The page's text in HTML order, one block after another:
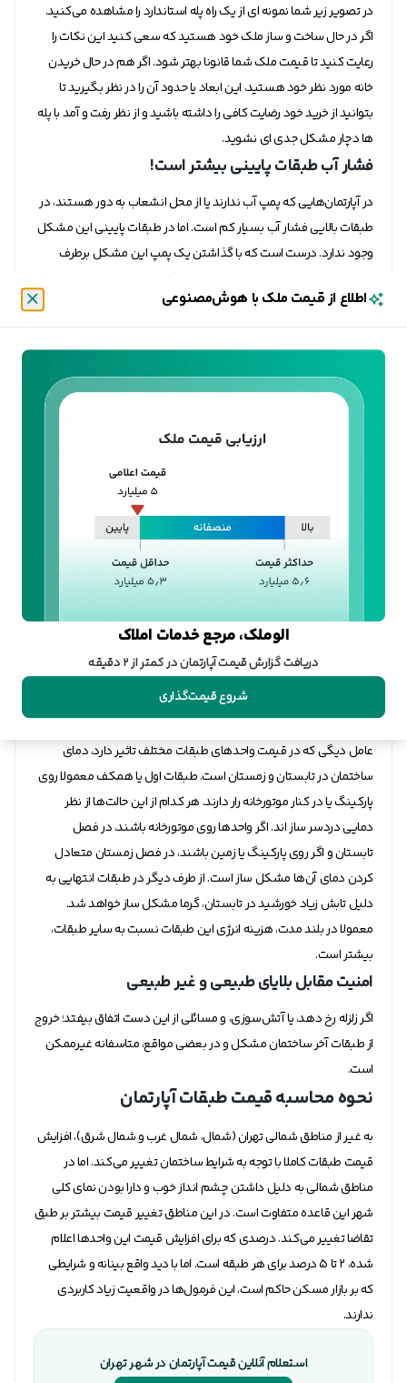
در تصویر زیر شما نمونه ای از یک راه پله استاندارد را مشاهده می‌کنید.
اگر در حال ساخت و ساز ملک خود هستید که سعی کنید این نکات را
رعایت کنید تا قیمت ملک شما قانونا بهتر شود. اگر هم در حال خریدن
خانه مورد نظر خود هستید، این ابعاد یا حدود آن را در نظر بگیرید تا
بتوانید از خرید خود رضایت کافی را داشته باشید و از نظر رفت و آمد با پله
ها دچار مشکل جدی ای نشوید.
فشار آب طبقات پایینی بیشتر است!
در آپارتمان‌هایی که پمپ آب ندارند یا از محل انشعاب به دور هستند، در
طبقات بالایی فشار آب بسیار کم است. اما در طبقات پایینی این مشکل
وجود ندارد. درست است که با گذاشتن یک پمپ این مشکل برطرف
به خرید خانه، حتما به این مسئله توجه کنید.
هستند. به خصوص در ساختمان‌هایی که پنجره آنها رو به خیابان باز
واحد در برابر سرقت و سارقان، نرده کشی یا حفاظ کشی انجام می‌شود.
طبیعی است که هر چه به طبقه بالاتری بروید، امنیت بیشتری خواهید
تابستان گرم در بالا، زمستان سرد در پایین!
عامل دیگی که در قیمت واحدهای طبقات مختلف تاثیر دارد، دمای
ساختمان در تابستان و زمستان است. طبقات اول یا همکف معمولا روی
پارکینگ یا در کنار موتورخانه رار دارند. هر کدام از این حالت‌ها از نظر
دمایی دردسر ساز اند. اگر واحدها روی موتورخانه باشند، در فصل
تابستان و اگر روی پارکینگ یا زمین باشند، در فصل زمستان متعادل
کردن دمای آن‌ها مشکل ساز است. از طرف دیگر در طبقات انتهایی به
دلیل تابش زیاد خورشید در تابستان، گرما مشکل ساز خواهد شد.
معمولا در بلند مدت، هزینه انرژی این طبقات نسبت به سایر طبقات،
بیشتر است.
امنیت مقابل بلایای طبیعی و غیر طبیعی
اگر زلزله رخ دهد، یا آتش‌سوزی، و مسائلی از این دست اتفاق بیفتد؛ خروج
از طبقات آخر ساختمان مشکل و در بعضی مواقع، متاسفانه غیرممکن
است.
نحوه محاسبه قیمت طبقات آپارتمان
به غیر از مناطق شمالی تهران (شمال، شمال غرب و شمال شرق)، افزایش
قیمت طبقات کاملا با توجه به شرایط ساختمان تغییر می‌کند. اما در
مناطق شمالی به دلیل داشتن چشم انداز خوب و دارا بودن نمای کلی
شهر این قاعده متفاوت است. در این مناطق تغییر قیمت بیشتر بر طبق
تقاضا تغییر می‌کند. درصدی که برای افزایش قیمت این واحدها اعلام
شده، 2 تا 5 درصد برای هر طبقه است. اما با دید واقع بینانه و شرایطی
که بر بازار مسکن حاکم است، این فرمول‌ها در واقعیت زیاد کاربردی
ندارند.
استعلام آنلاین قیمت آپارتمان در شهر تهران
اطلاع از قیمت ملک با هوش‌مصنوعی
الوملک، مرجع خدمات املاک
دریافت گزارش قیمت آپارتمان در کمتر از ۲ دقیقه
شروع قیمت‌گذاری